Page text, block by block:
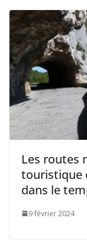
Les routes
touristique
dans le
9 février 2024